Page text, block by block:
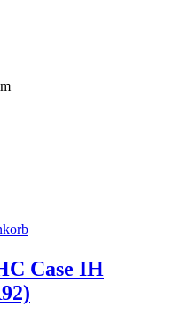
Case IH